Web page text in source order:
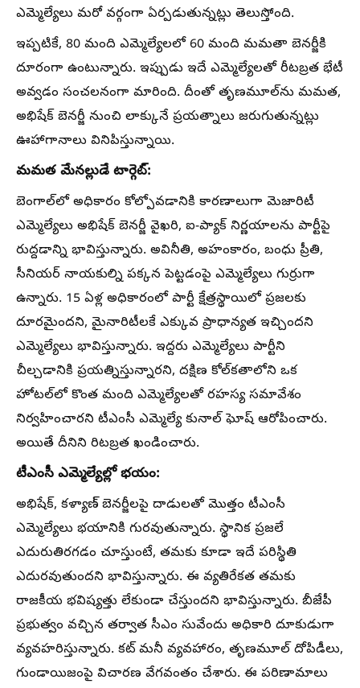
ఎమ్మెల్యేలు మరో వర్గంగా ఏర్పడుతున్నట్లు తెలుస్తోంది.
ఇప్పటికే, 80 మంది ఎమ్మెల్యేలలో 60 మంది మమతా బెనర్జీకి
దూరంగా ఉంటున్నారు. ఇప్పుడు ఇదే ఎమ్మెల్యేలతో రీటబ్రత భేటీ
అవ్వడం సంచలనంగా మారింది. దీంతో తృణమూల్‌ను మమత,
అభిషేక్ బెనర్జీ నుంచి లాక్కునే ప్రయత్నాలు జరుగుతున్నట్లు
ఊహాగానాలు వినిపిస్తున్నాయి.
మమత మేనల్లుడే టార్గెట్:
బెంగాల్‌లో అధికారం కోల్పోవడానికి కారణాలుగా మెజారిటీ
ఎమ్మెల్యేలు అభిషేక్ బెనర్జీ వైఖరి, ఐ-ప్యాక్ నిర్ణయాలను పార్టీపై
రుద్దడాన్ని భావిస్తున్నారు. అవినీతి, అహంకారం, బంధు ప్రీతి,
సీనియర్ నాయకుల్ని పక్కన పెట్టడంపై ఎమ్మెల్యేలు గుర్రుగా
ఉన్నారు. 15 ఏళ్ల అధికారంలో పార్టీ క్షేత్రస్థాయిలో ప్రజలకు
దూరమైందని, మైనారిటీలకే ఎక్కువ ప్రాధాన్యత ఇచ్చిందని
ఎమ్మెల్యేలు భావిస్తున్నారు. ఇద్దరు ఎమ్మెల్యేలు పార్టీని
చీల్చడానికి ప్రయత్నిస్తున్నారని, దక్షిణ కోల్‌కతాలోని ఒక
హోటల్‌లో కొంత మంది ఎమ్మెల్యేలతో రహస్య సమావేశం
నిర్వహించారని టీఎంసీ ఎమ్మెల్యే కునాల్ ఘోష్ ఆరోపించారు.
అయితే దీనిని రిటబ్రత ఖండించారు.
టీఎంసీ ఎమ్మెల్యేల్లో భయం:
అభిషేక్, కళ్యాణ్ బెనర్జీలపై దాడులతో మొత్తం టీఎంసీ
ఎమ్మెల్యేలు భయానికి గురవుతున్నారు. స్థానిక ప్రజలే
ఎదురుతిరగడం చూస్తుంటే, తమకు కూడా ఇదే పరిస్థితి
ఎదురవుతుందని భావిస్తున్నారు. ఈ వ్యతిరేకత తమకు
రాజకీయ భవిష్యత్తు లేకుండా చేస్తుందని భావిస్తున్నారు. బీజేపీ
ప్రభుత్వం వచ్చిన తర్వాత సీఎం సువేందు అధికారి దూకుడుగా
వ్యవహరిస్తున్నారు. కట్ మనీ వ్యవహారం, తృణమూల్ దోపిడీలు,
గుండాయిజంపై విచారణ వేగవంతం చేశారు. ఈ పరిణామాలు